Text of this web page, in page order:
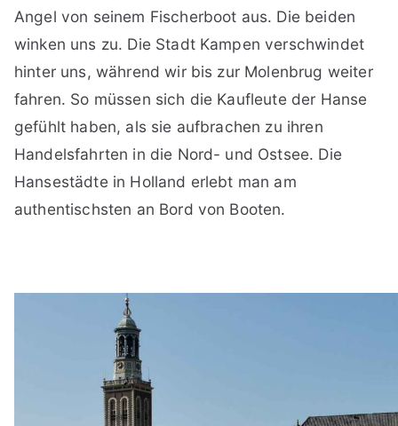
Angel von seinem Fischerboot aus. Die beiden
winken uns zu. Die Stadt Kampen verschwindet
hinter uns, während wir bis zur Molenbrug weiter
fahren. So müssen sich die Kaufleute der Hanse
gefühlt haben, als sie aufbrachen zu ihren
Handelsfahrten in die Nord- und Ostsee. Die
Hansestädte in Holland erlebt man am
authentischsten an Bord von Booten.